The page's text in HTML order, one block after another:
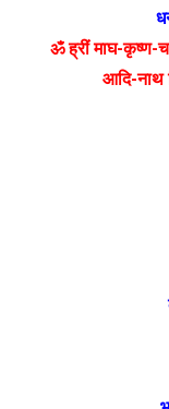
ॐ ह्रीं माघ-कृष्ण-
आदि-नाथ